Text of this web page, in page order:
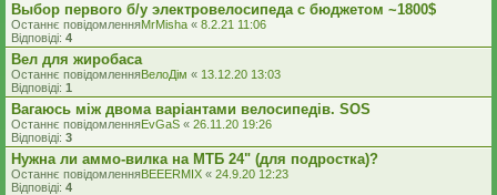
Выбор первого б/у электровелосипеда с бюджетом ~1800$
Останнє повідомленняMrMisha « 8.2.21 11:06
Відповіді: 4
Вел для жиробаса
Останнє повідомленняВелоДім « 13.12.20 13:03
Відповіді: 1
Вагаюсь між двома варіантами велосипедів. SOS
Останнє повідомленняEvGaS « 26.11.20 19:26
Відповіді: 3
Нужна ли аммо-вилка на МТБ 24" (для подростка)?
Останнє повідомленняBEEERMIX « 24.9.20 12:23
Відповіді: 4